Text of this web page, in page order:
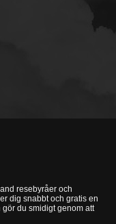
resebyråer och
dig snabbt och gratis en
du smidigt genom att